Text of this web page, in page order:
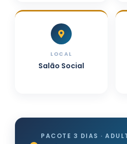
LOCAL
Salão Social
PACOTE 3 DIAS ·